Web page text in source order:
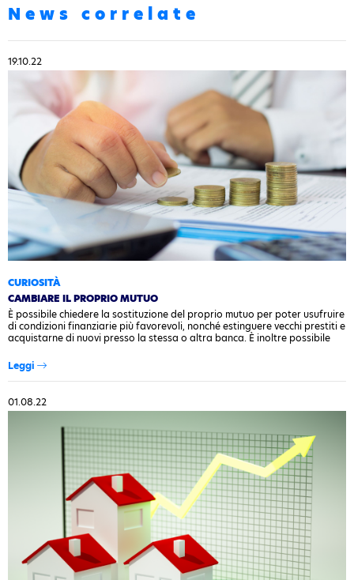
News correlate
19.10.22
CURIOSITÀ
CAMBIARE IL PROPRIO MUTUO
È possibile chiedere la sostituzione del proprio mutuo per poter usufruire
di condizioni finanziarie più favorevoli, nonché estinguere vecchi prestiti e
acquistarne di nuovi presso la stessa o altra banca. È inoltre possibile
Leggi
01.08.22